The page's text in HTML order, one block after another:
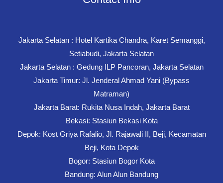
Jakarta Selatan : Hotel Kartika Chandra, Karet Semanggi,
Setiabudi, Jakarta Selatan
Jakarta Selatan : Gedung ILP Pancoran, Jakarta Selatan
Jakarta Timur: Jl. Jenderal Ahmad Yani (Bypass
Matraman)
Jakarta Barat: Rukita Nusa Indah, Jakarta Barat
Bekasi: Stasiun Bekasi Kota
Depok: Kost Griya Rafalio, Jl. Rajawali II, Beji, Kecamatan
Beji, Kota Depok
Bogor: Stasiun Bogor Kota
Bandung: Alun Alun Bandung